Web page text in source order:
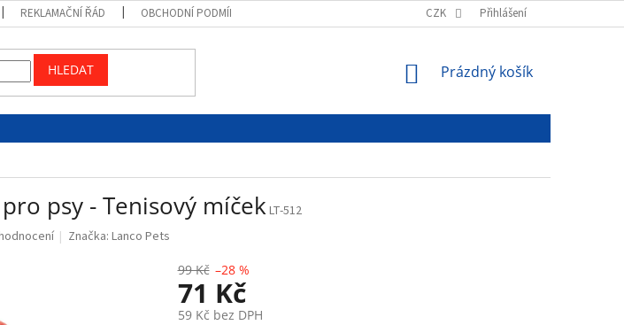
REKLAMAČNÍ ŘÁD OBCHODNÍ PODMÍNKY PODMÍNKY OCHRANY OSOBNÍCH ÚDAJŮ
CZK Přihlášení
HLEDAT
NÁKUPNÍ
Prázdný košík
psy - Tenisový míčekLT-512
Značka:Lanco Pets
99 Kč –28 %
71 Kč
59 Kč bez DPH